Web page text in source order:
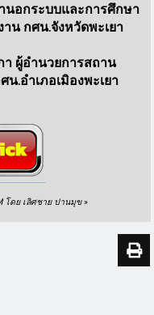
นอกระบบและการศึกษา
น กศน.จังหวัดพะเยา
า ผู้อำนวยการสถาน
.อำเภอเมิองพะเยา
โดย เลิศชาย ปานมุข»